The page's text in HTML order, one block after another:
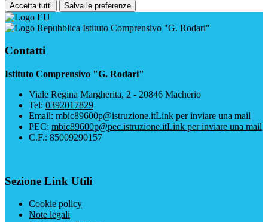
Accetta tutti Salva le preferenze
Istituto Comprensivo "G. Rodari"
Contatti
Istituto Comprensivo "G. Rodari"
Viale Regina Margherita, 2 - 20846 Macherio
Tel: 0392017829
Email: mbic89600p@istruzione.itLink per inviare una mail
PEC: mbic89600p@pec.istruzione.itLink per inviare una mail
C.F.: 85009290157
Sezione Link Utili
Cookie policy
Note legali